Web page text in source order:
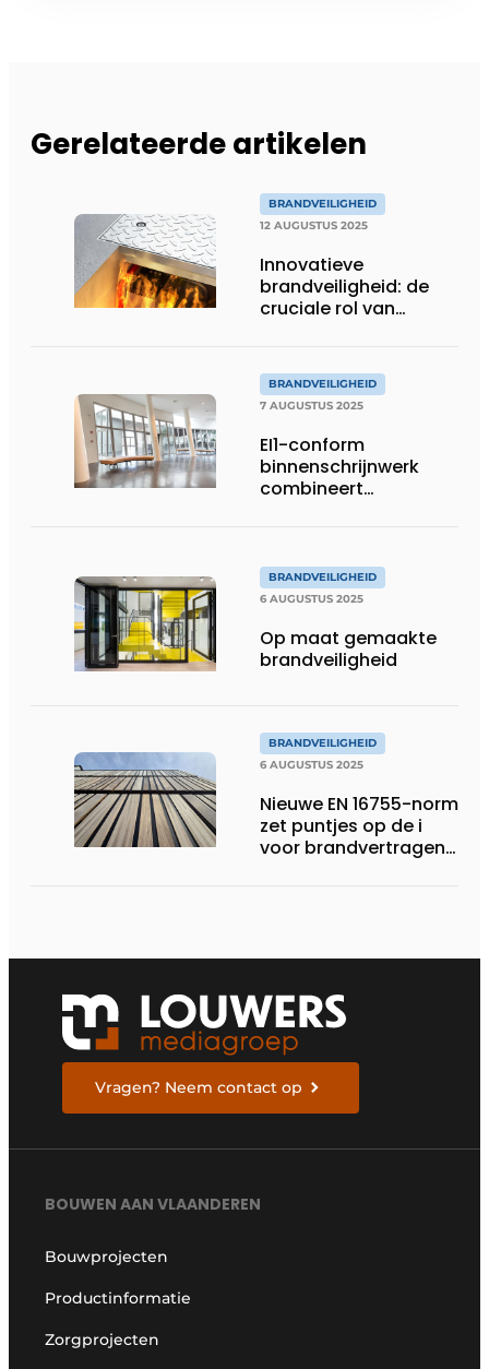
Gerelateerde artikelen
BRANDVEILIGHEID
12 AUGUSTUS 2025
Innovatieve
brandveiligheid: de
cruciale rol van
BRANDVEILIGHEID
7 AUGUSTUS 2025
EI1-conform
binnenschrijnwerk
combineert
BRANDVEILIGHEID
6 AUGUSTUS 2025
Op maat gemaakte
brandveiligheid
BRANDVEILIGHEID
6 AUGUSTUS 2025
Nieuwe EN 16755-norm
zet puntjes op de i
voor brandvertragend
Vragen? Neem contact op
BOUWEN AAN VLAANDEREN
Bouwprojecten
Productinformatie
Zorgprojecten